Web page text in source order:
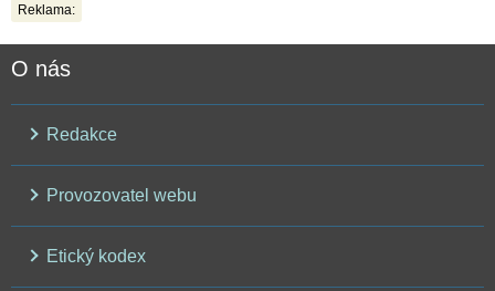
Reklama:
O nás
Redakce
Provozovatel webu
Etický kodex